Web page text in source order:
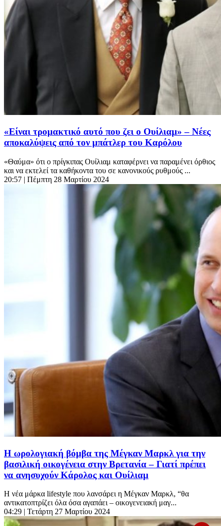
«Είναι τρομακτικό αυτό που ζει ο Ουίλιαμ» – Νέες
αποκαλύψεις από τον μπάτλερ του Καρόλου
«Θαύμα» ότι ο πρίγκιπας Ουίλιαμ καταφέρνει να παραμένει όρθιος
και να εκτελεί τα καθήκοντα του σε κανονικούς ρυθμούς ...
20:57 | Πέμπτη 28 Μαρτίου 2024
Η ωρολογιακή βόμβα της Μέγκαν Μαρκλ για την
βασιλική οικογένεια στην Βρετανία – Γιατί πρέπει
να ανησυχούν Κάρολος και Ουίλιαμ
H νέα μάρκα lifestyle που λανσάρει η Μέγκαν Μαρκλ, “θα
αντικατοπτρίζει όλα όσα αγαπάει – οικογενειακή μαγ...
04:29 | Τετάρτη 27 Μαρτίου 2024